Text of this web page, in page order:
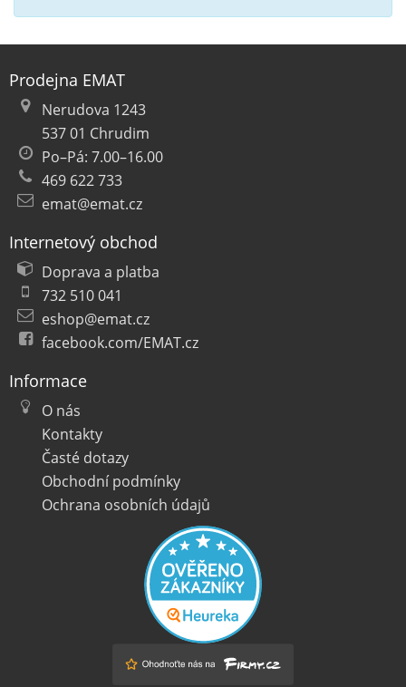
Prodejna EMAT
Nerudova 1243
537 01 Chrudim
Po–Pá: 7.00–16.00
469 622 733
emat@emat.cz
Internetový obchod
Doprava a platba
732 510 041
eshop@emat.cz
facebook.com/EMAT.cz
Informace
O nás
Kontakty
Časté dotazy
Obchodní podmínky
Ochrana osobních údajů